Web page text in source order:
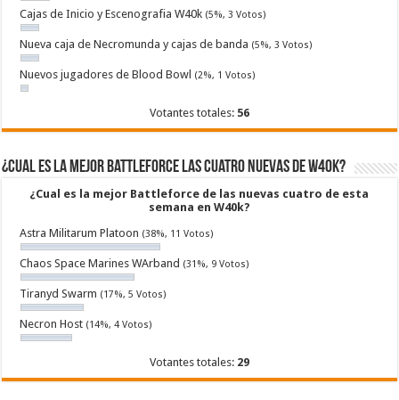
Cajas de Inicio y Escenografia W40k (5%, 3 Votos)
Nueva caja de Necromunda y cajas de banda (5%, 3 Votos)
Nuevos jugadores de Blood Bowl (2%, 1 Votos)
Votantes totales: 56
¿Cual es la mejor Battleforce las cuatro nuevas de W40k?
¿Cual es la mejor Battleforce de las nuevas cuatro de esta
semana en W40k?
Astra Militarum Platoon (38%, 11 Votos)
Chaos Space Marines WArband (31%, 9 Votos)
Tiranyd Swarm (17%, 5 Votos)
Necron Host (14%, 4 Votos)
Votantes totales: 29